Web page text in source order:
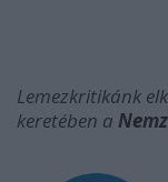
Lemezkritikánk
keretében a